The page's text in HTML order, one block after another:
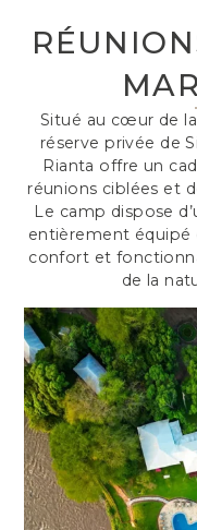
Situé au cœur de
réserve privée de
Rianta offre un
réunions ciblées et
Le camp dispose
entièrement équipé
confort et
de la